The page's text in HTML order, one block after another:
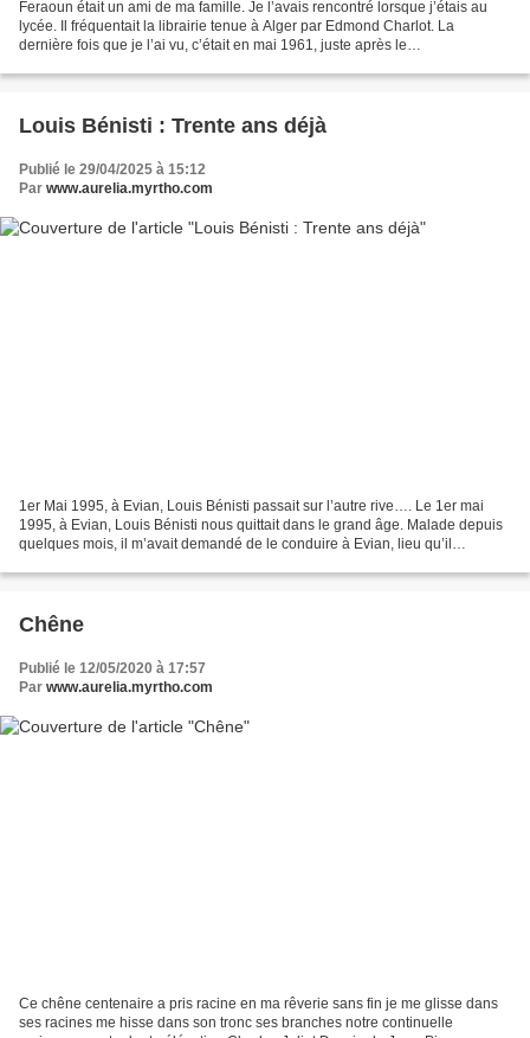
Feraoun était un ami de ma famille. Je l’avais rencontré lorsque j’étais au
lycée. Il fréquentait la librairie tenue à Alger par Edmond Charlot. La
dernière fois que je l’ai vu, c’était en mai 1961, juste après le
Louis Bénisti : Trente ans déjà
Publié le 29/04/2025 à 15:12
Par www.aurelia.myrtho.com
1er Mai 1995, à Evian, Louis Bénisti passait sur l’autre rive…. Le 1er mai
1995, à Evian, Louis Bénisti nous quittait dans le grand âge. Malade depuis
quelques mois, il m’avait demandé de le conduire à Evian, lieu qu’il
Chêne
Publié le 12/05/2020 à 17:57
Par www.aurelia.myrtho.com
Ce chêne centenaire a pris racine en ma rêverie sans fin je me glisse dans
ses racines me hisse dans son tronc ses branches notre continuelle